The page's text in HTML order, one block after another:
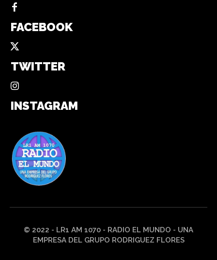
FACEBOOK
TWITTER
INSTAGRAM
© 2022 - LR1 AM 1070 - RADIO EL MUNDO - UNA
EMPRESA DEL GRUPO RODRIGUEZ FLORES